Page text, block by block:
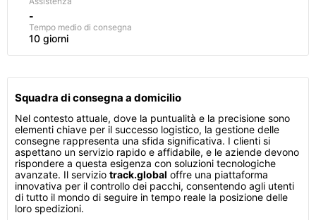
-
Tempo medio di consegna
10 giorni
Squadra di consegna a domicilio
Nel contesto attuale, dove la puntualità e la precisione sono
elementi chiave per il successo logistico, la gestione delle
consegne rappresenta una sfida significativa. I clienti si
aspettano un servizio rapido e affidabile, e le aziende devono
rispondere a questa esigenza con soluzioni tecnologiche
avanzate. Il servizio track.global offre una piattaforma
innovativa per il controllo dei pacchi, consentendo agli utenti
di tutto il mondo di seguire in tempo reale la posizione delle
loro spedizioni.